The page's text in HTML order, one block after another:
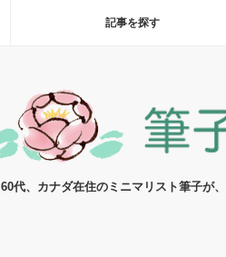
記事を探す
60代、カナダ在住のミニマリスト筆子が